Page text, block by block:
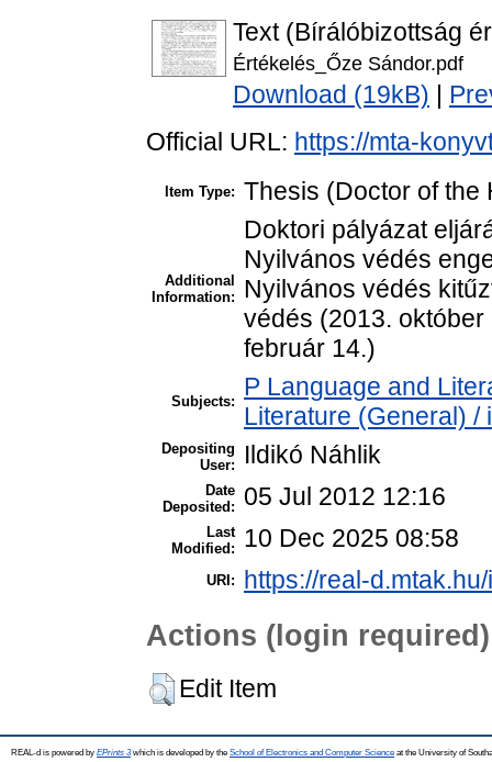
Text (Bírálóbizottság
Értékelés_Őze Sándor.pdf
Download (19kB)
Official URL: https://mta-
Item Type: Thesis (Doctor of the
Additional
Information:
Doktori pályázat
Nyilvános védés
Nyilvános védés
védés (2013. október
február 14.)
Subjects:
P Language and
Literature (General) /
Depositing
User:
Ildikó Náhlik
Date
Deposited:
05 Jul 2012 12:16
Last
Modified:
10 Dec 2025 08:58
URI: https://real-
Actions (login required)
Edit Item
REAL-d is powered by EPrints 3which is developed by the School of Electronics and Computer Science at the University of